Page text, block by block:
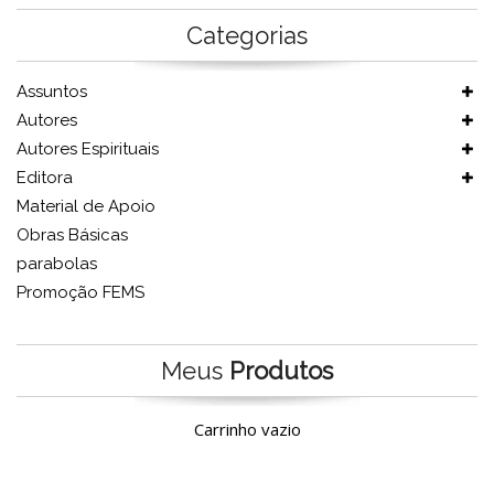
Categorias
Assuntos
Autores
Autores Espirituais
Editora
Material de Apoio
Obras Básicas
parabolas
Promoção FEMS
Meus Produtos
Carrinho vazio